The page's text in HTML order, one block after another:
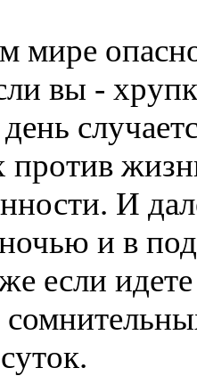
мире
вы -
И
и в
если